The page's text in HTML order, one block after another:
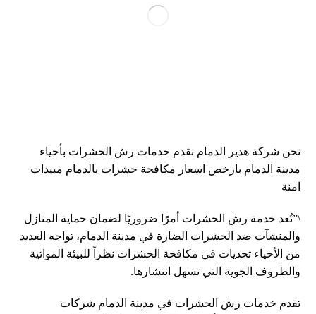
نحن شركة هدير الدمام نقدم خدمات رش الحشرات بأحياء
مدينة الدمام بارخص اسعار مكافحة حشرات بالدمام مبيدات
امنة
\”تُعد خدمة رش الحشرات أمرًا ضروريًا لضمان حماية المنازل
والمنشآت ضد الحشرات الضارة في مدينة الدمام، تواجه العديد
من الأحياء تحديات في مكافحة الحشرات نظراً للبيئة المواتية
والظروف الجوية التي تسهل انتشارها.
تقدم خدمات رش الحشرات في مدينة الدمام شركات